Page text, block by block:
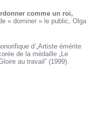
comme un roi,
« dominer » le public, Olga
d’„Artiste émérite
de la médaille „Le
au travail” (1999).